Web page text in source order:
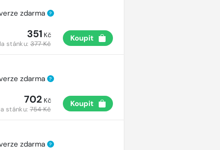
zdarma ?
351 Kč
stánku:377 Kč
Koupit
zdarma ?
702 Kč
stánku:754 Kč
Koupit
zdarma ?